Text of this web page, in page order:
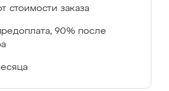
стоимости заказа
90% после